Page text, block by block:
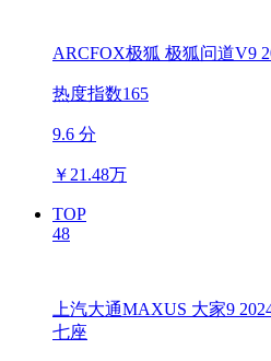
ARCFOX极狐 极狐问道V9
热度指数165
9.6 分
￥ 21.48万
TOP
48
上汽大通MAXUS 大家9
七座